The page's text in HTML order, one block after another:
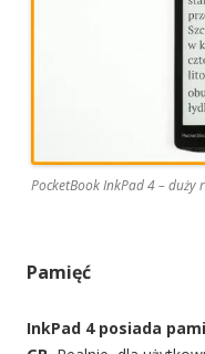
PocketBook InkPad 4 – duży
Pamięć
InkPad 4 posiada